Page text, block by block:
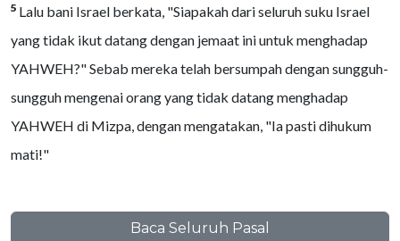
5 Lalu bani Israel berkata, "Siapakah dari seluruh suku Israel
yang tidak ikut datang dengan jemaat ini untuk menghadap
YAHWEH?" Sebab mereka telah bersumpah dengan sungguh-
sungguh mengenai orang yang tidak datang menghadap
YAHWEH di Mizpa, dengan mengatakan, "Ia pasti dihukum
mati!"
Baca Seluruh Pasal